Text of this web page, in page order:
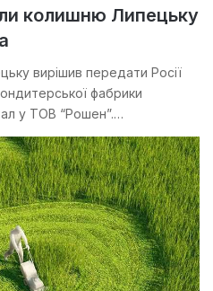
колишню Липецьку
вирішив передати Росії
фабрики
у ТОВ “Рошен”.…